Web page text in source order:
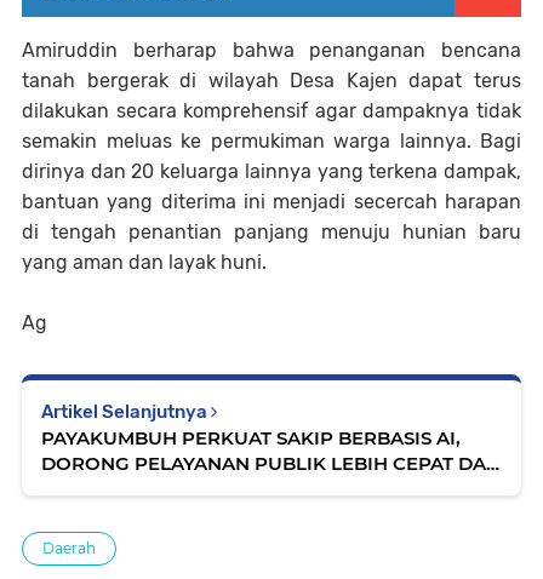
Amiruddin berharap bahwa penanganan bencana
tanah bergerak di wilayah Desa Kajen dapat terus
dilakukan secara komprehensif agar dampaknya tidak
semakin meluas ke permukiman warga lainnya. Bagi
dirinya dan 20 keluarga lainnya yang terkena dampak,
bantuan yang diterima ini menjadi secercah harapan
di tengah penantian panjang menuju hunian baru
yang aman dan layak huni.
Ag
Artikel Selanjutnya
PAYAKUMBUH PERKUAT SAKIP BERBASIS AI,
DORONG PELAYANAN PUBLIK LEBIH CEPAT DAN
Daerah